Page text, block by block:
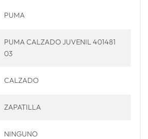
PUMA
PUMA CALZADO JUVENIL 401481
03
CALZADO
ZAPATILLA
NINGUNO